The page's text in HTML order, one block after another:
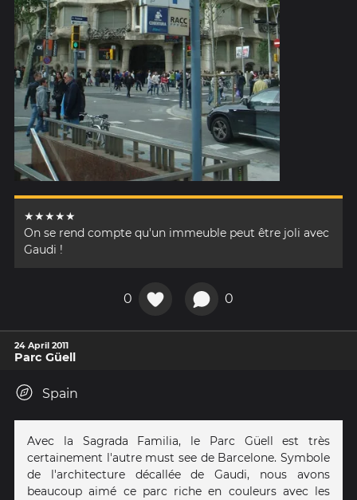
★★★★★
On se rend compte qu'un immeuble peut être joli avec
Gaudi !
0 0
24 April 2011
Parc Güell
Spain
Avec la Sagrada Familia, le Parc Güell est très
certainement l'autre must see de Barcelone. Symbole
de l'architecture décallée de Gaudi, nous avons
beaucoup aimé ce parc riche en couleurs avec les